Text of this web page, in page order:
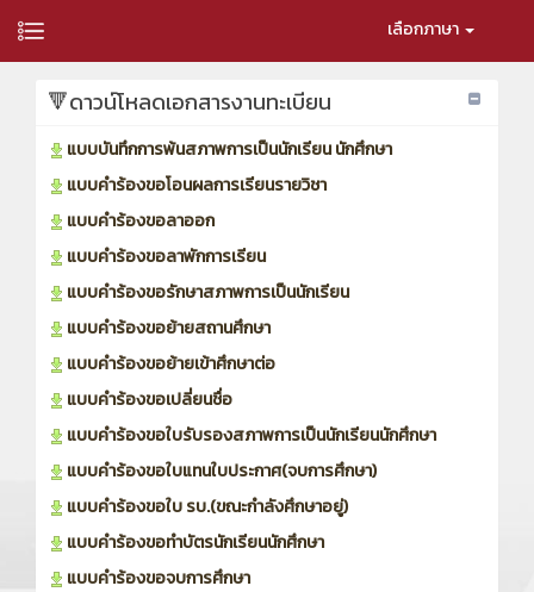
เลือกภาษา
🔻ดาวน์โหลดเอกสารงานทะเบียน
แบบบันทึกการพ้นสภาพการเป็นนักเรียน นักศึกษา
แบบคำร้องขอโอนผลการเรียนรายวิชา
แบบคำร้องขอลาออก
แบบคำร้องขอลาพักการเรียน
แบบคำร้องขอรักษาสภาพการเป็นนักเรียน
แบบคำร้องขอย้ายสถานศึกษา
แบบคำร้องขอย้ายเข้าศึกษาต่อ
แบบคำร้องขอเปลี่ยนชื่อ
แบบคำร้องขอใบรับรองสภาพการเป็นนักเรียนนักศึกษา
แบบคำร้องขอใบแทนใบประกาศ(จบการศึกษา)
แบบคำร้องขอใบ รบ.(ขณะกำลังศึกษาอยู่)
แบบคำร้องขอทำบัตรนักเรียนนักศึกษา
แบบคำร้องขอจบการศึกษา